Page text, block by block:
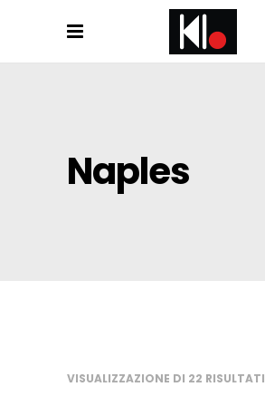
Naples
VISUALIZZAZIONE DI 22 RISULTATI